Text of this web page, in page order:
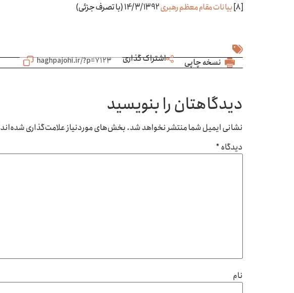
[8]
بیانات مقام معظم رهبری
نسخه چاپی اشتراک گذاری
دیدگاهتان را بنویسید
نشانی ایمیل شما منتشر نخواهد شد.بخش‌های موردنیاز علامت‌گذاری شده‌اند
دیدگاه*
نام